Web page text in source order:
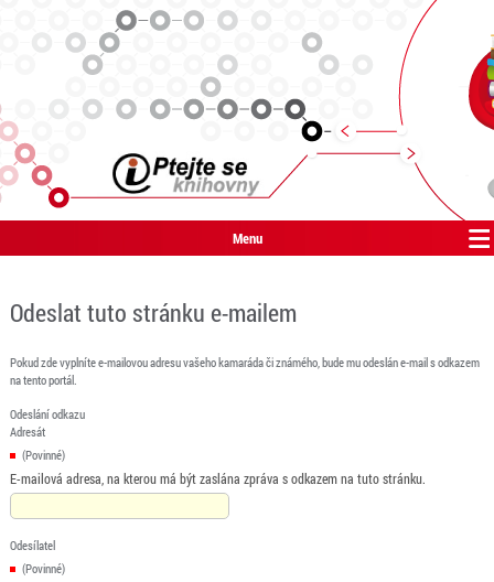
Menu
Odeslat tuto stránku e-mailem
Pokud zde vyplníte e-mailovou adresu vašeho kamaráda či známého, bude mu odeslán e-mail s odkazem
na tento portál.
Odeslání odkazu
Adresát
(Povinné)
E-mailová adresa, na kterou má být zaslána zpráva s odkazem na tuto stránku.
Odesílatel
(Povinné)